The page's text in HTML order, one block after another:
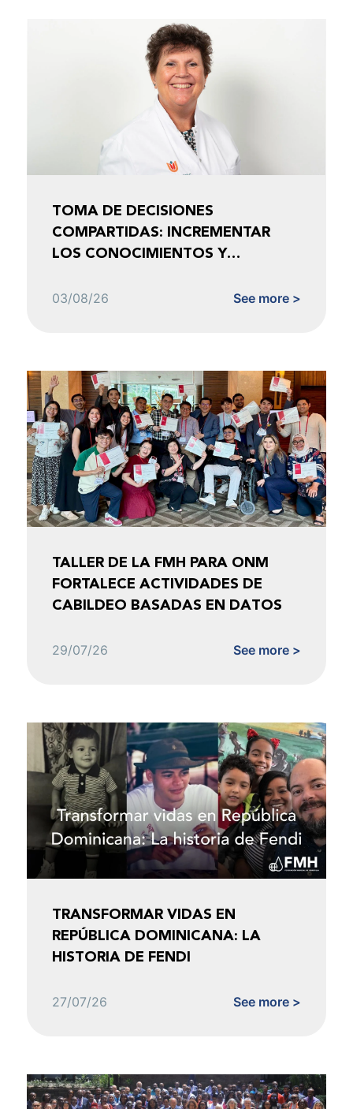
TOMA DE DECISIONES
COMPARTIDAS: INCREMENTAR
LOS CONOCIMIENTOS Y
03/08/26 See more >
TALLER DE LA FMH PARA ONM
FORTALECE ACTIVIDADES DE
CABILDEO BASADAS EN DATOS
29/07/26 See more >
TRANSFORMAR VIDAS EN
REPÚBLICA DOMINICANA: LA
HISTORIA DE FENDI
27/07/26 See more >